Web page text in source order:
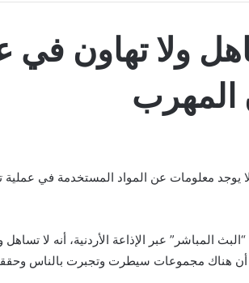
ولا تهاون في
يوجد معلومات عن المواد المستخدمة في عملية
المباشر” عبر الإذاعة الأردنية، أنه لا
هناك مجموعات سيطرت وتجبرت بالناس وحققت